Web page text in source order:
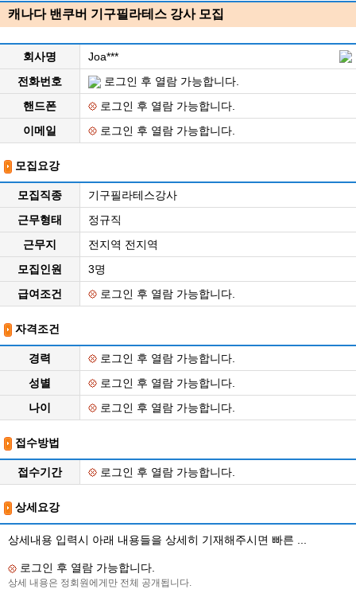
캐나다 밴쿠버 기구필라테스 강사 모집
회사명
Joa***
전화번호
로그인 후 열람 가능합니다.
핸드폰
로그인 후 열람 가능합니다.
이메일
로그인 후 열람 가능합니다.
모집요강
모집직종
기구필라테스강사
근무형태
정규직
근무지
전지역 전지역
모집인원
3명
급여조건
로그인 후 열람 가능합니다.
자격조건
경력
로그인 후 열람 가능합니다.
성별
로그인 후 열람 가능합니다.
나이
로그인 후 열람 가능합니다.
접수방법
접수기간 로그인 후 열람 가능합니다.
상세요강
상세내용 입력시 아래 내용들을 상세히 기재해주시면 빠른 ...
로그인 후 열람 가능합니다.
상세 내용은 정회원에게만 전체 공개됩니다.